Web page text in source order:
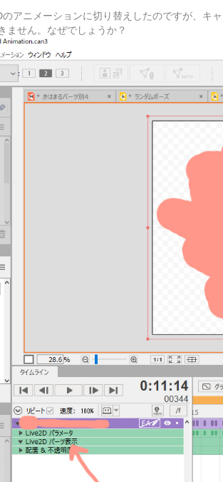
アニメーションに切り替えしたのですが、キ
ません。なぜでしょうか？